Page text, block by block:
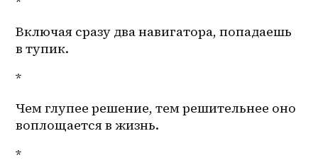
Включая сразу два навигатора, попадаешь
в тупик.
*
Чем глупее решение, тем решительнее оно
воплощается в жизнь.
*